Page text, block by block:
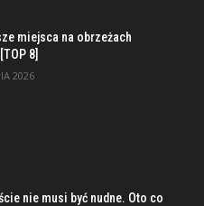
miejsca na obrzeżach
8]
2026
nie musi być nudne. Oto co